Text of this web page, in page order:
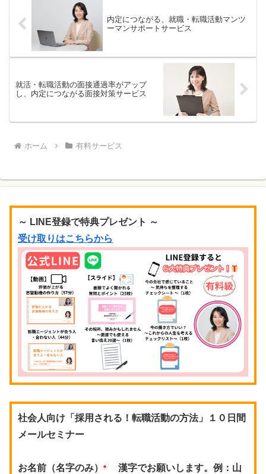
内定につながる、就職・転職活動マンツ
ーマンサポートサービス
就活・転職活動の面接通過率がアップ
し、内定につながる面接対策サービス
ホーム 有料サービス
～ LINE登録で特典プレゼント ～
受け取りはこちらから
社会人向け「採用される！転職活動の方法」１０日間
メールセミナー
お名前（名字のみ） *
漢字でお願いします。例：山